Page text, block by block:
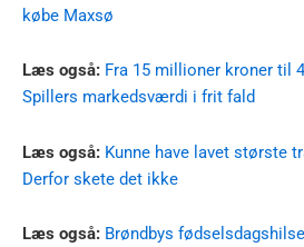
købe Maxsø
Læs også: Fra 15 millioner kroner til
Spillers markedsværdi i frit fald
Læs også: Kunne have lavet største
Derfor skete det ikke
Læs også: Brøndbys